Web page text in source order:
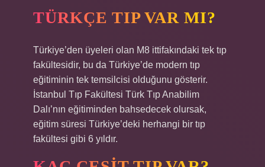
TÜRKÇE TIP VAR MI?
Türkiye’den üyeleri olan M8 ittifakındaki tek tıp
fakültesidir, bu da Türkiye’de modern tıp
eğitiminin tek temsilcisi olduğunu gösterir.
İstanbul Tıp Fakültesi Türk Tıp Anabilim
Dalı’nın eğitiminden bahsedecek olursak,
eğitim süresi Türkiye’deki herhangi bir tıp
fakültesi gibi 6 yıldır.